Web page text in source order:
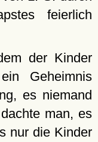
feierlich
der Kinder
Geheimnis
es niemand
man, es
nur die Kinder